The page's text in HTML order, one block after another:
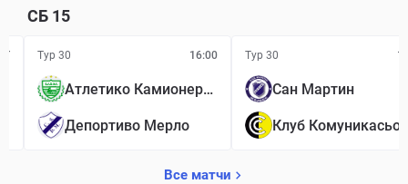
СБ 15
Тур 30 16:00
Атлетико Камионерос
Депортиво Мерло
Тур 30
Сан Мартин
Клуб
Все матчи